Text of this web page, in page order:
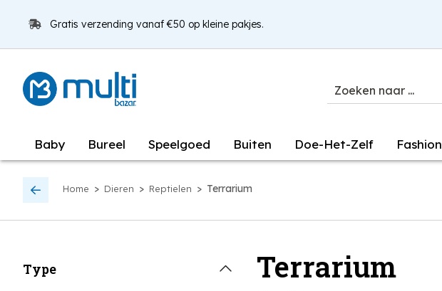
Gratis verzending vanaf €50 op kleine pakjes.
Baby Bureel Speelgoed Buiten Doe-Het-Zelf Fashion
Home > Dieren > Reptielen > Terrarium
Type Terrarium